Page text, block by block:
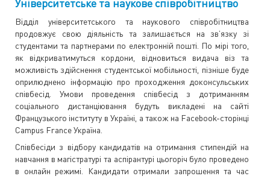
Університетське та наукове співробітництво
Відділ університетського та наукового співробітництва
продовжує свою діяльність та залишається на зв’язку зі
студентами та партнерами по електронній пошті. По мірі того,
як відкриватимуться кордони, відновиться видача віз та
можливість здійснення студентської мобільності, пізніше буде
оприлюднено інформацію про проходження доконсульських
співбесід. Умови проведення співбесід з дотриманням
соціального дистанціювання будуть викладені на сайті
Французького інституту в Україні, а також на Facebook-сторінці
Campus France Україна.
Співбесіди з відбору кандидатів на отримання стипендій на
навчання в магістратурі та аспірантурі цьогоріч було проведено
в онлайн режимі. Кандидати отримали запрошення та час